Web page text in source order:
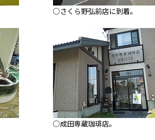
○さくら野弘前店に到着。
○成田専蔵珈琲店。